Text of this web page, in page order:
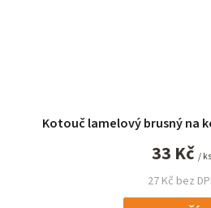
Kotouč lamelový brusný na
27 Kč bez
33 Kč / ks